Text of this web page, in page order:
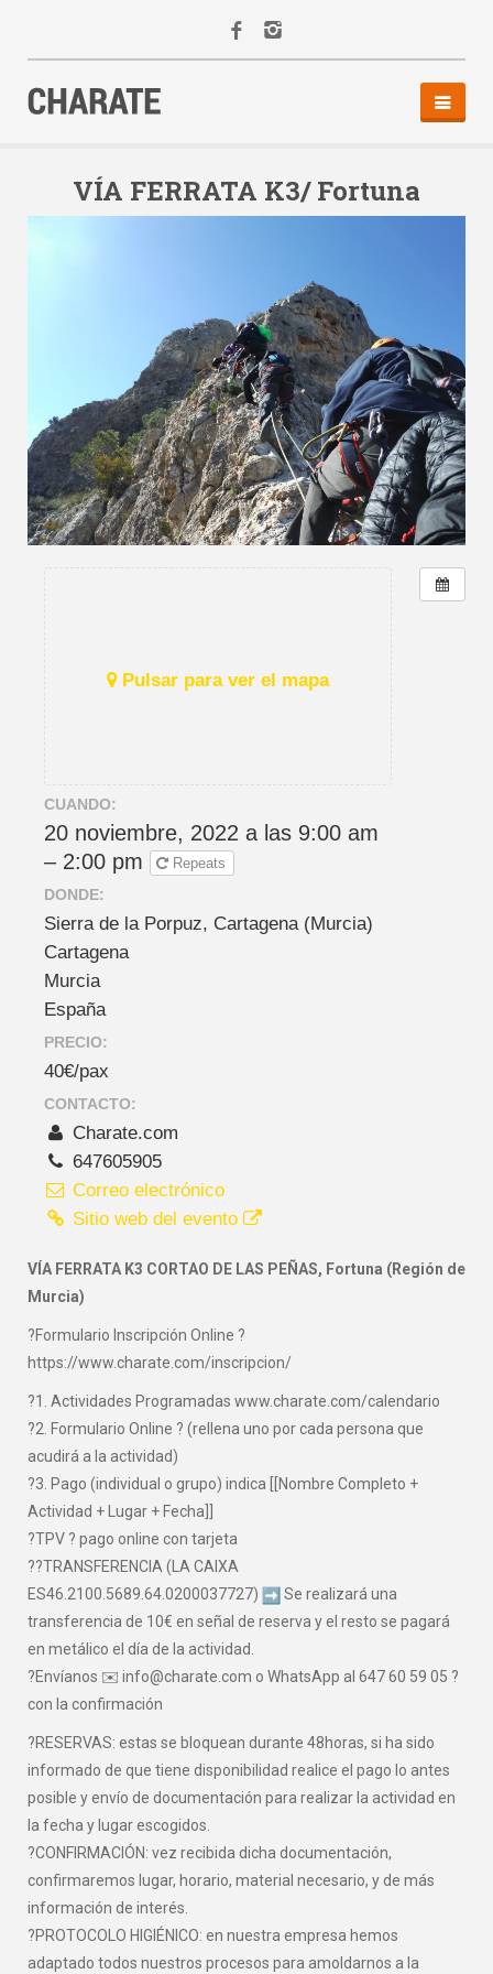
AGENDA
ACTIVIDADES
VÍA FERRATA K3/ Fortuna
Pulsar para ver el mapa
CUANDO:
20 noviembre, 2022 a las 9:00 am
– 2:00 pm
Repeats
DONDE:
Sierra de la Porpuz, Cartagena (Murcia)
Cartagena
Murcia
España
PRECIO:
40€/pax
CONTACTO:
Charate.com
647605905
Correo electrónico
Sitio web del evento
VÍA FERRATA K3 CORTAO DE LAS PEÑAS, Fortuna (Región de
Murcia)
?Formulario Inscripción Online ?
https://www.charate.com/inscripcion/
?1. Actividades Programadas www.charate.com/calendario
?2. Formulario Online ? (rellena uno por cada persona que
acudirá a la actividad)
?3. Pago (individual o grupo) indica [[Nombre Completo +
Actividad + Lugar + Fecha]]
?TPV ? pago online con tarjeta
??TRANSFERENCIA (LA CAIXA
ES46.2100.5689.64.0200037727)
Se realizará una
transferencia de 10€ en señal de reserva y el resto se pagará
en metálico el día de la actividad.
?Envíanos ✉️ info@charate.com o WhatsApp al 647 60 59 05 ?
con la confirmación
?RESERVAS: estas se bloquean durante 48horas, si ha sido
informado de que tiene disponibilidad realice el pago lo antes
posible y envío de documentación para realizar la actividad en
la fecha y lugar escogidos.
?CONFIRMACIÓN: vez recibida dicha documentación,
confirmaremos lugar, horario, material necesario, y de más
información de interés.
?PROTOCOLO HIGIÉNICO: en nuestra empresa hemos
adaptado todos nuestros procesos para amoldarnos a la